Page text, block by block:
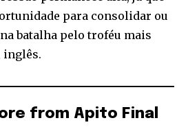
para consolidar ou
batalha pelo troféu mais
inglês.
from Apito Final